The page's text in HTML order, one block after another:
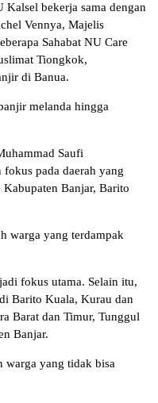
bekerja sama dengan
Vennya, Majelis
Sahabat NU Care
Tiongkok,
di Banua.
melanda hingga
Saufi
pada daerah yang
Banjar, Barito
warga yang terdampak
fokus utama. Selain itu,
Barito Kuala, Kurau dan
Barat dan Timur, Tunggul
Banjar.
warga yang tidak bisa